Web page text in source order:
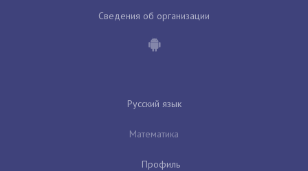
Сведения об организации
Русский язык
Математика
Профиль